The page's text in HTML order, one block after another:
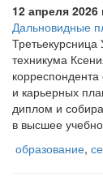
12 апреля 2026
Дальновидные
техникума
и карьерных
диплом и
в высшее
образование,